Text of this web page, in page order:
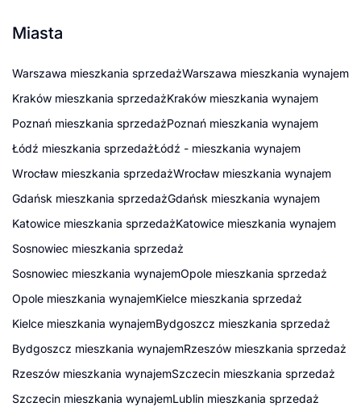
Miasta
Warszawa mieszkania sprzedażWarszawa mieszkania wynajem
Kraków mieszkania sprzedażKraków mieszkania wynajem
Poznań mieszkania sprzedażPoznań mieszkania wynajem
Łódź mieszkania sprzedażŁódź - mieszkania wynajem
Wrocław mieszkania sprzedażWrocław mieszkania wynajem
Gdańsk mieszkania sprzedażGdańsk mieszkania wynajem
Katowice mieszkania sprzedażKatowice mieszkania wynajem
Sosnowiec mieszkania sprzedaż
Sosnowiec mieszkania wynajemOpole mieszkania sprzedaż
Opole mieszkania wynajemKielce mieszkania sprzedaż
Kielce mieszkania wynajemBydgoszcz mieszkania sprzedaż
Bydgoszcz mieszkania wynajemRzeszów mieszkania sprzedaż
Rzeszów mieszkania wynajemSzczecin mieszkania sprzedaż
Szczecin mieszkania wynajemLublin mieszkania sprzedaż